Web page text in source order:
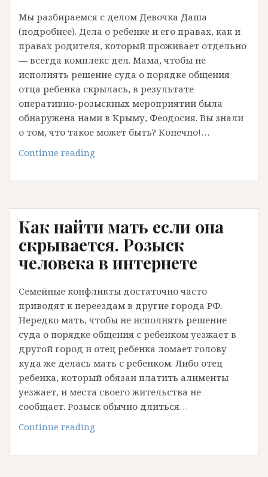
Мы разбираемся с делом Девочка Даша
(подробнее). Дела о ребенке и его правах, как и
правах родителя, который проживает отдельно
— всегда комплекс дел. Мама, чтобы не
исполнять решение суда о порядке общения
отца ребенка скрылась, в результате
оперативно-розыскных мероприятий была
обнаружена нами в Крыму, Феодосия. Вы знали
о том, что такое может быть? Конечно!…
Continue reading
и
бабка!
Их
задача
провоцировать
конфликт.
Как найти мать если она
скрывается. Розыск
человека в интернете
Семейные конфликты достаточно часто
приводят к переездам в другие города РФ.
Нередко мать, чтобы не исполнять решение
суда о порядке общения с ребенком уезжает в
другой город и отец ребенка ломает голову
куда же делась мать с ребенком. Либо отец
ребенка, который обязан платить алименты
уезжает, и места своего жительства не
сообщает. Розыск обычно длиться…
Continue reading
мать